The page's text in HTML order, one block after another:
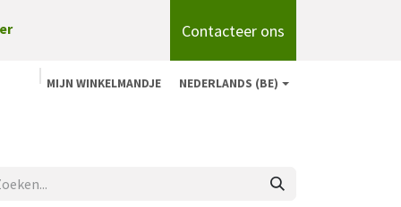
Contacteer ons
MIJN WINKELMANDJE NEDERLANDS (BE)